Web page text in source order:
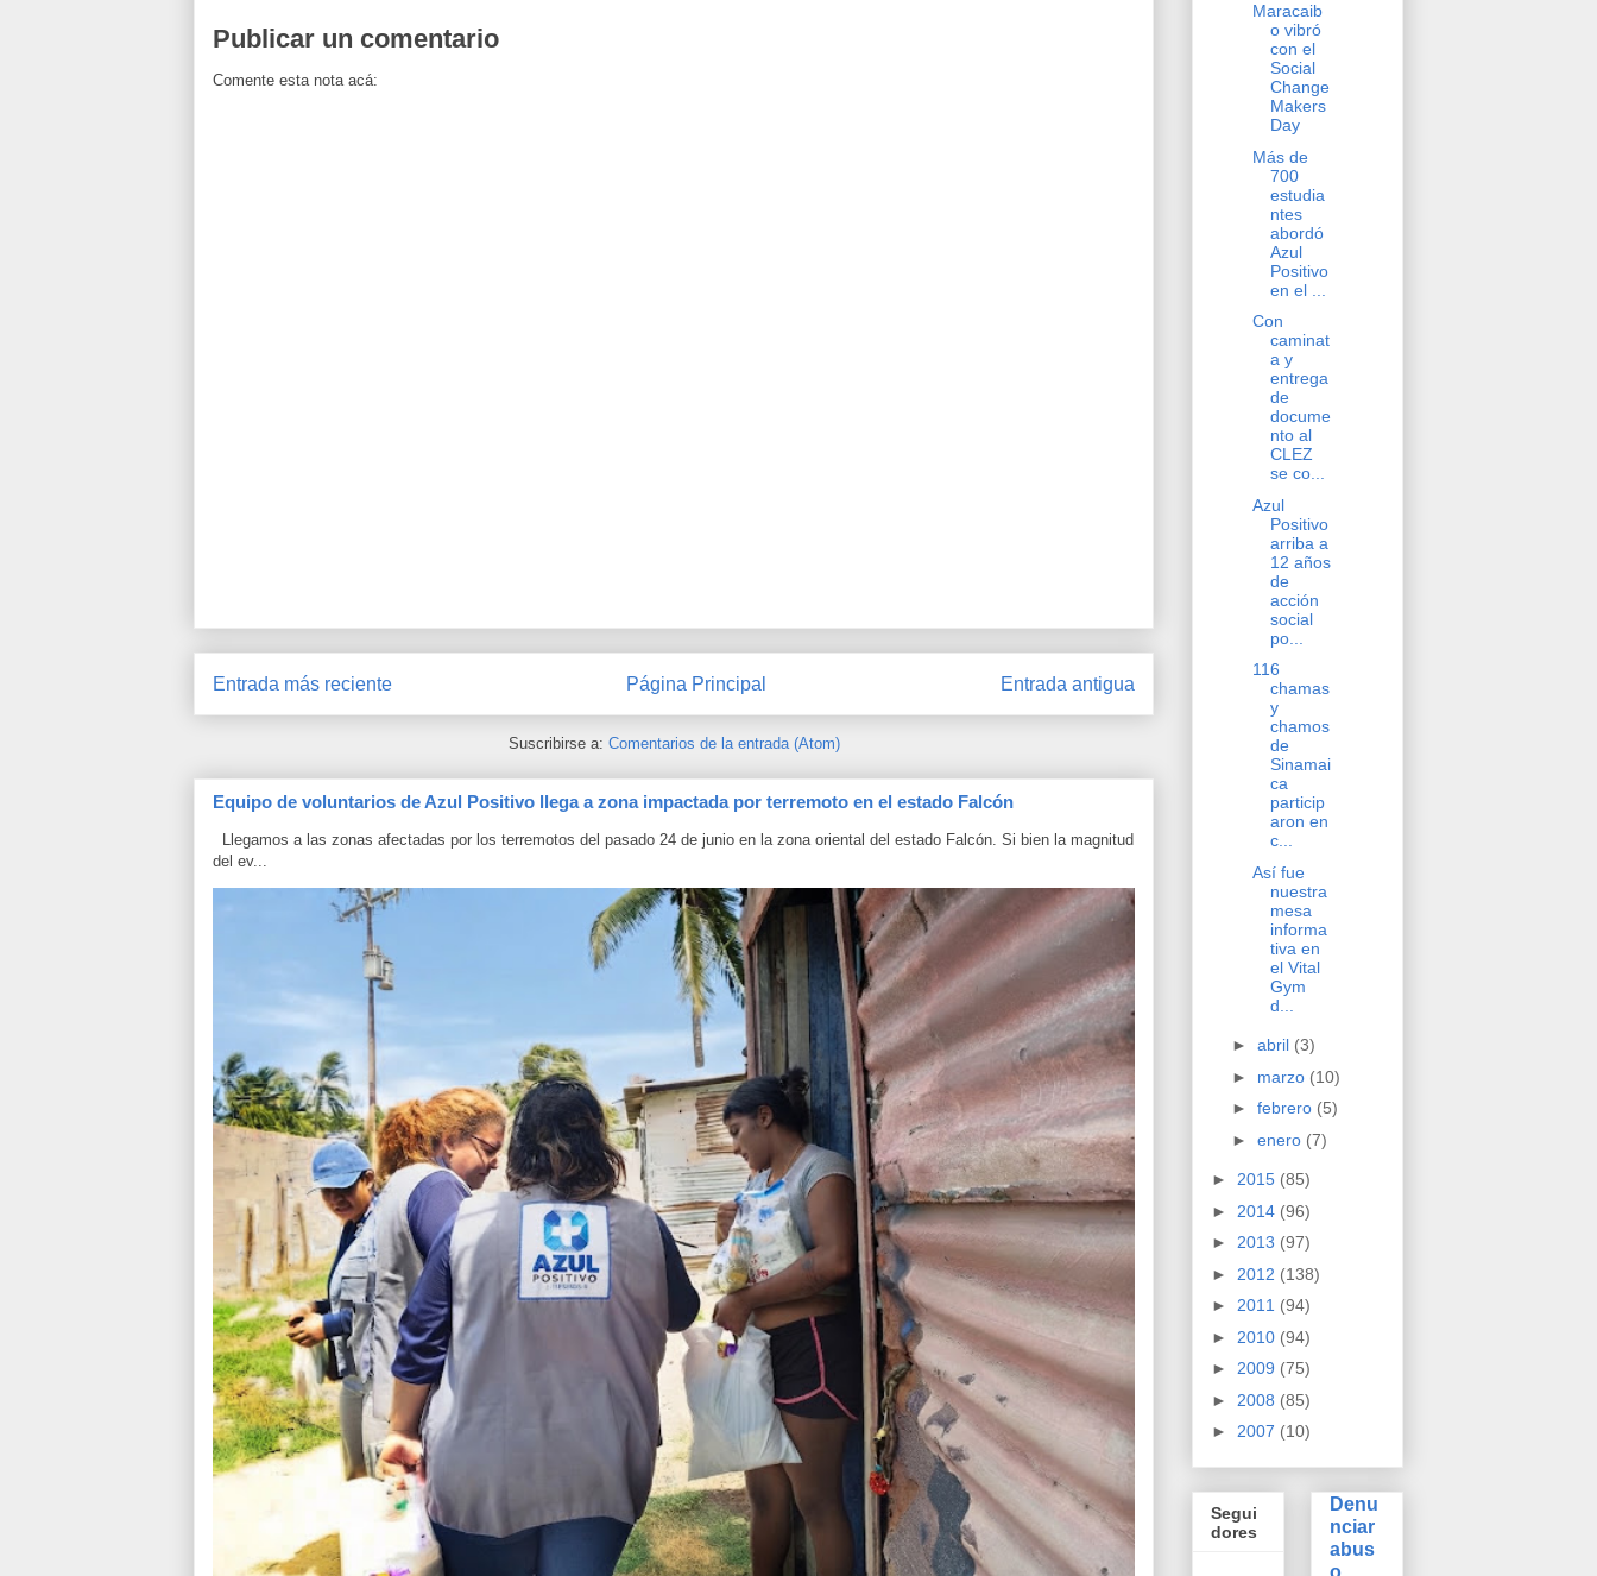
Publicar un comentario
Comente esta nota acá:
Entrada más reciente Entrada antigua
Página Principal
Suscribirse a: Comentarios de la entrada (Atom)
Equipo de voluntarios de Azul Positivo llega a zona impactada por terremoto en el estado Falcón
Llegamos a las zonas afectadas por los terremotos del pasado 24 de junio en la zona oriental del estado Falcón. Si bien la magnitud
del ev...
Maracaib
o vibró
con el
Social
Change
Makers
Day
Más de
700
estudia
ntes
abordó
Azul
Positivo
en el ...
Con
caminat
a y
entrega
de
docume
nto al
CLEZ
se co...
Azul
Positivo
arriba a
12 años
de
acción
social
po...
116
chamas
y
chamos
de
Sinamai
ca
particip
aron en
c...
Así fue
nuestra
mesa
informa
tiva en
el Vital
Gym
d...
► abril (3)
► marzo (10)
► febrero (5)
► enero (7)
► 2015 (85)
► 2014 (96)
► 2013 (97)
► 2012 (138)
► 2011 (94)
► 2010 (94)
► 2009 (75)
► 2008 (85)
► 2007 (10)
Segui
dores
Denu
nciar
abus